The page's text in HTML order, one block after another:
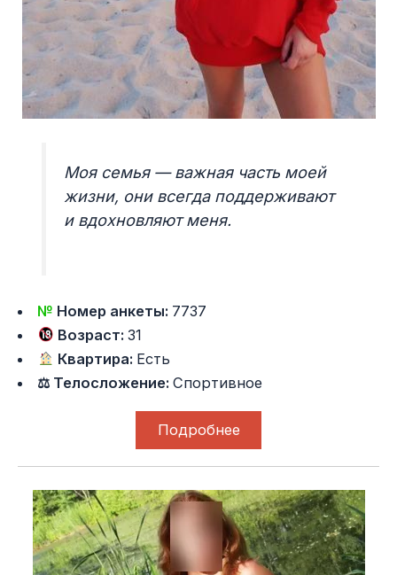
Моя семья — важная часть моей
жизни, они всегда поддерживают
и вдохновляют меня.
№ Номер анкеты: 7737
Возраст:31
Квартира: Есть
⚖ Телосложение:Спортивное
Подробнее